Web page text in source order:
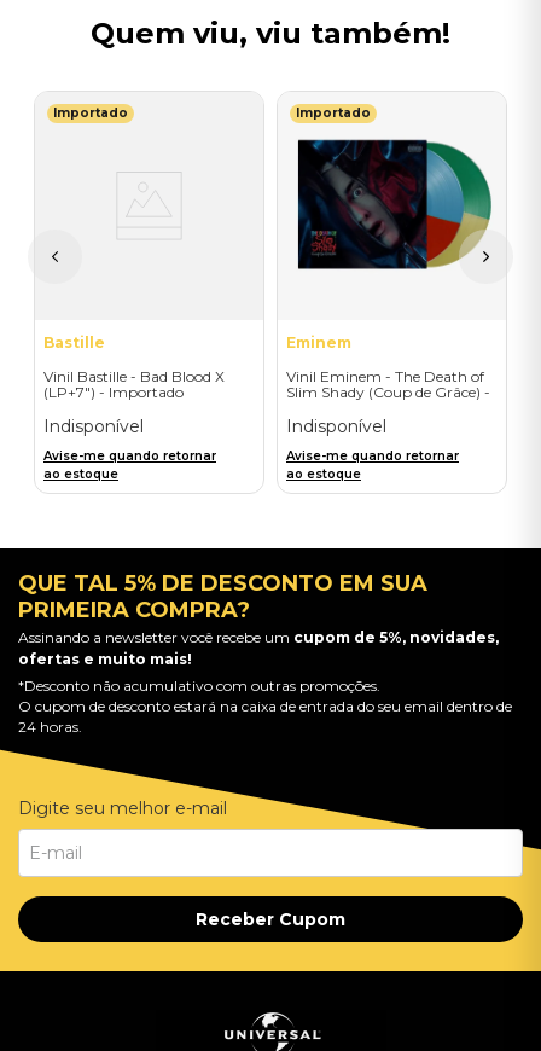
Quem viu, viu também!
Importado
Bastille
Vinil Bastille - Bad Blood X
(LP+7") - Importado
Indisponível
Avise-me quando retornar
ao estoque
Importado
Eminem
Vinil Eminem - The Death of
Slim Shady (Coup de Grâce) -
Indisponível
Avise-me quando retornar
ao estoque
QUE TAL 5% DE DESCONTO EM SUA
PRIMEIRA COMPRA?
Assinando a newsletter você recebe um cupom de 5%, novidades,
ofertas e muito mais!
*Desconto não acumulativo com outras promoções.
O cupom de desconto estará na caixa de entrada do seu email dentro de
24 horas.
Digite seu melhor e-mail
Receber Cupom